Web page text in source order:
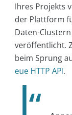
Ihres Projekts
der Plattform
Daten-
veröffentlicht.
beim Sprung
eue HTTP API.